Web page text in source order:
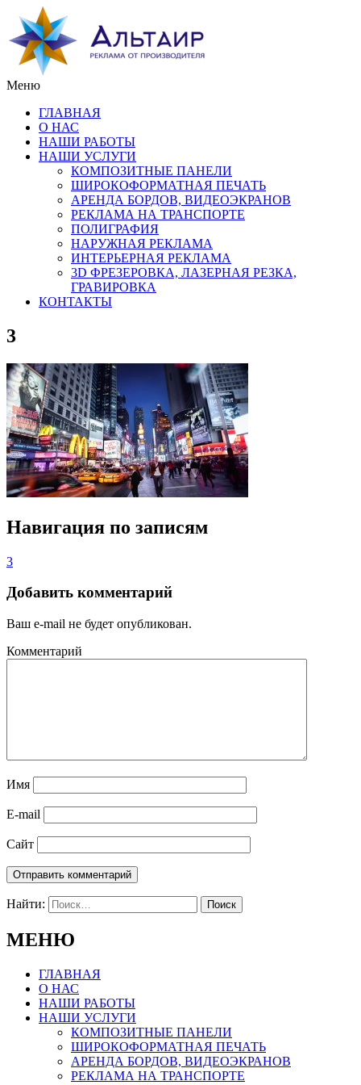
Меню
ГЛАВНАЯ
О НАС
НАШИ РАБОТЫ
НАШИ УСЛУГИ
КОМПОЗИТНЫЕ ПАНЕЛИ
ШИРОКОФОРМАТНАЯ ПЕЧАТЬ
АРЕНДА БОРДОВ, ВИДЕОЭКРАНОВ
РЕКЛАМА НА ТРАНСПОРТЕ
ПОЛИГРАФИЯ
НАРУЖНАЯ РЕКЛАМА
ИНТЕРЬЕРНАЯ РЕКЛАМА
3D ФРЕЗЕРОВКА, ЛАЗЕРНАЯ РЕЗКА,
ГРАВИРОВКА
КОНТАКТЫ
3
Навигация по записям
3
Добавить комментарий
Ваш e-mail не будет опубликован.
Комментарий
Имя
E-mail
Сайт
Найти:
МЕНЮ
ГЛАВНАЯ
О НАС
НАШИ РАБОТЫ
НАШИ УСЛУГИ
КОМПОЗИТНЫЕ ПАНЕЛИ
ШИРОКОФОРМАТНАЯ ПЕЧАТЬ
АРЕНДА БОРДОВ, ВИДЕОЭКРАНОВ
РЕКЛАМА НА ТРАНСПОРТЕ